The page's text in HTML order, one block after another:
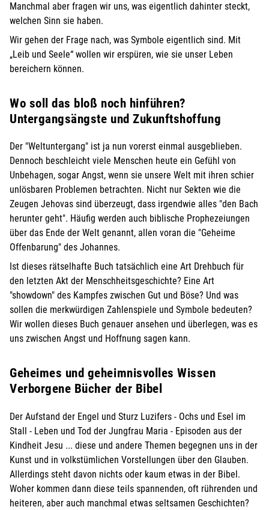
Manchmal aber fragen wir uns, was eigentlich dahinter steckt,
welchen Sinn sie haben.
Wir gehen der Frage nach, was Symbole eigentlich sind. Mit
„Leib und Seele“ wollen wir erspüren, wie sie unser Leben
bereichern können.
Wo soll das bloß noch hinführen?
Untergangsängste und Zukunftshoffung
Der "Weltuntergang" ist ja nun vorerst einmal ausgeblieben.
Dennoch beschleicht viele Menschen heute ein Gefühl von
Unbehagen, sogar Angst, wenn sie unsere Welt mit ihren schier
unlösbaren Problemen betrachten. Nicht nur Sekten wie die
Zeugen Jehovas sind überzeugt, dass irgendwie alles "den Bach
herunter geht". Häufig werden auch biblische Prophezeiungen
über das Ende der Welt genannt, allen voran die "Geheime
Offenbarung" des Johannes.
Ist dieses rätselhafte Buch tatsächlich eine Art Drehbuch für
den letzten Akt der Menschheitsgeschichte? Eine Art
"showdown" des Kampfes zwischen Gut und Böse? Und was
sollen die merkwürdigen Zahlenspiele und Symbole bedeuten?
Wir wollen dieses Buch genauer ansehen und überlegen, was es
uns zwischen Angst und Hoffnung sagen kann.
Geheimes und geheimnisvolles Wissen
Verborgene Bücher der Bibel
Der Aufstand der Engel und Sturz Luzifers - Ochs und Esel im
Stall - Leben und Tod der Jungfrau Maria - Episoden aus der
Kindheit Jesu ... diese und andere Themen begegnen uns in der
Kunst und in volkstümlichen Vorstellungen über den Glauben.
Allerdings steht davon nichts oder kaum etwas in der Bibel.
Woher kommen dann diese teils spannenden, oft rührenden und
heiteren, aber auch manchmal etwas seltsamen Geschichten?